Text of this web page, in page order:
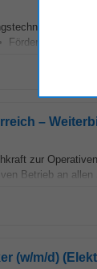
von
–
zur
Betrieb an allen
(w/m/d)